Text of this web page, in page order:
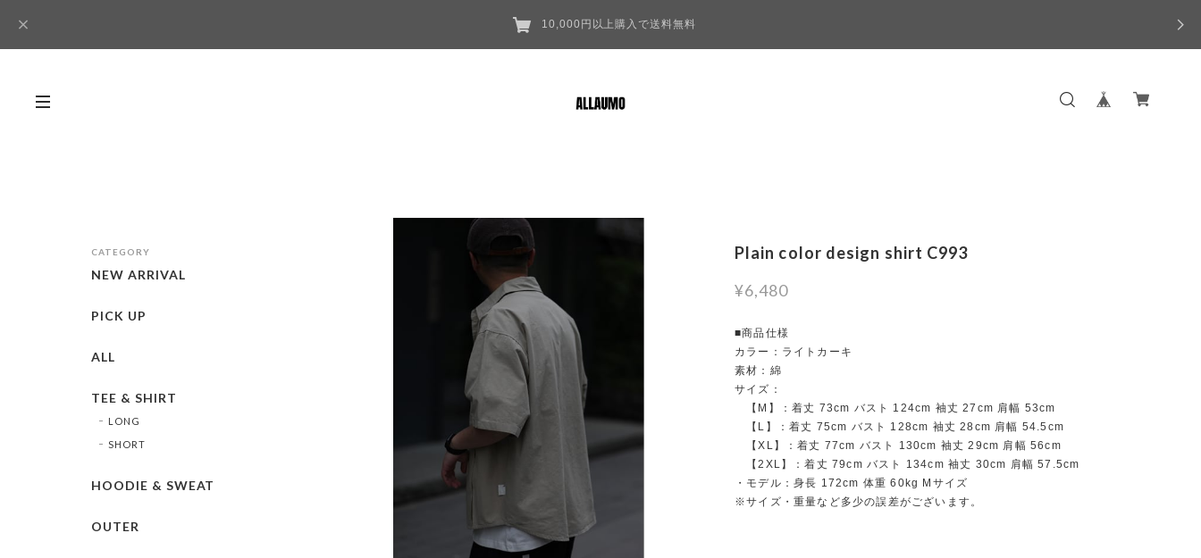
10,000円以上購入で送料無料
Plain color design shirt C993
¥6,480
■商品仕様
カラー：ライトカーキ
素材：綿
サイズ：
【M】：着丈 73cm バスト 124cm 袖丈 27cm 肩幅 53cm
【L】：着丈 75cm バスト 128cm 袖丈 28cm 肩幅 54.5cm
【XL】：着丈 77cm バスト 130cm 袖丈 29cm 肩幅 56cm
【2XL】：着丈 79cm バスト 134cm 袖丈 30cm 肩幅 57.5cm
・モデル：身長 172cm 体重 60kg Mサイズ
※サイズ・重量など多少の誤差がございます。
CATEGORY
NEW ARRIVAL
PICK UP
ALL
TEE & SHIRT
LONG
SHORT
HOODIE & SWEAT
OUTER